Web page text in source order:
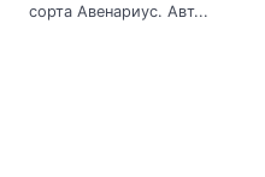
сорта Авенариус. Авт...